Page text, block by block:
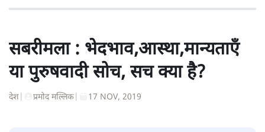
सबरीमला : भेदभाव,आस्था,मान्यताएँ
या पुरुषवादी सोच, सच क्या है?
देश प्रमोद मल्लिक 17 NOV, 2019